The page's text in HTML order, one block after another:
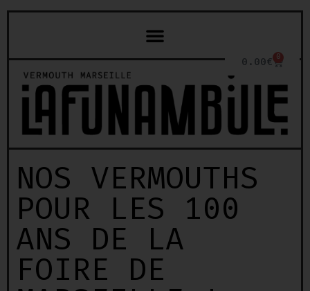
0.00€ 0
NOS VERMOUTHS
POUR LES 100
ANS DE LA
FOIRE DE